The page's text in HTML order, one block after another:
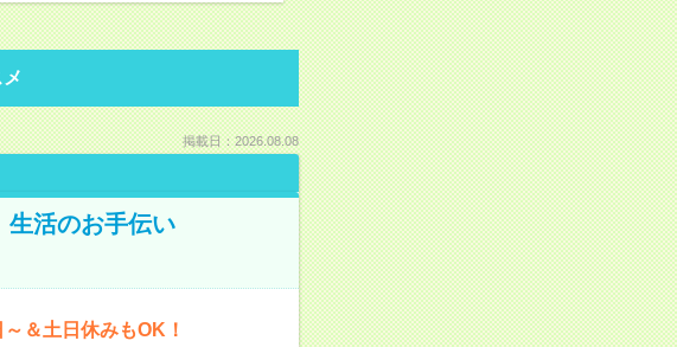
掲載日：2026.08.08
生活のお手伝い
＆土日休みもOK！